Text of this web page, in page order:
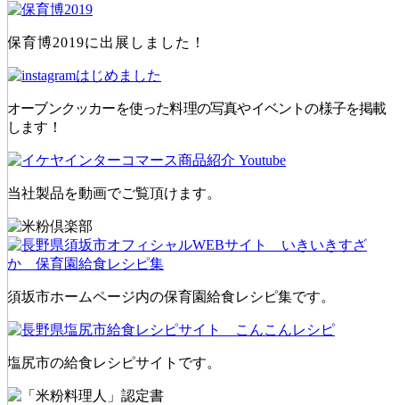
保育博2019に出展しました！
オーブンクッカーを使った料理の写真やイベントの様子を掲載
します！
当社製品を動画でご覧頂けます。
須坂市ホームページ内の保育園給食レシピ集です。
塩尻市の給食レシピサイトです。